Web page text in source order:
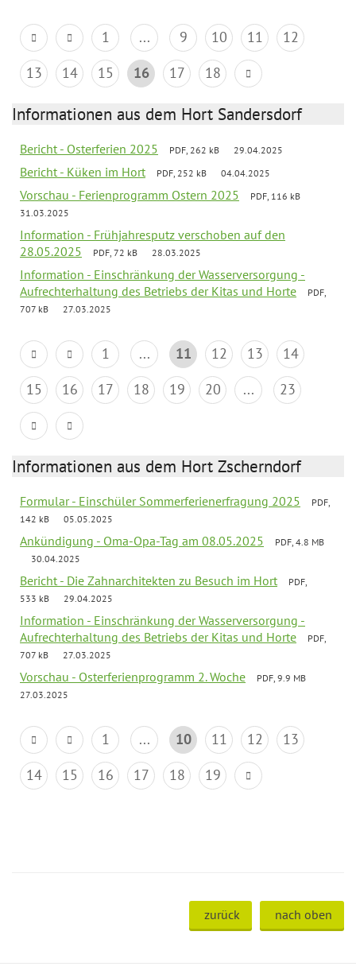
1 ... 9 10 11
12
13
14 15 16 17 18
Informationen aus dem Hort Sandersdorf
Bericht - Osterferien 2025 PDF, 262 kB 29.04.2025
Bericht - Küken im Hort PDF, 252 kB 04.04.2025
Vorschau - Ferienprogramm Ostern 2025
PDF, 116 kB
31.03.2025
Information - Frühjahresputz verschoben auf den
28.05.2025
PDF, 72 kB 28.03.2025
Information - Einschränkung der Wasserversorgung -
Aufrechterhaltung des Betriebs der Kitas und Horte
PDF,
707 kB
27.03.2025
1 ... 11 12 13
14
15
16 17 18 19 20 ... 23
Informationen aus dem Hort Zscherndorf
Formular - Einschüler Sommerferienerfragung 2025
PDF,
142 kB
05.05.2025
Ankündigung - Oma-Opa-Tag am 08.05.2025
PDF, 4.8 MB
30.04.2025
Bericht - Die Zahnarchitekten zu Besuch im Hort
PDF,
533 kB
29.04.2025
Information - Einschränkung der Wasserversorgung -
Aufrechterhaltung des Betriebs der Kitas und Horte
PDF,
707 kB
27.03.2025
Vorschau - Osterferienprogramm 2. Woche
PDF, 9.9 MB
27.03.2025
1 ... 10 11 12
13
14
15 16 17 18 19
zurück nach oben